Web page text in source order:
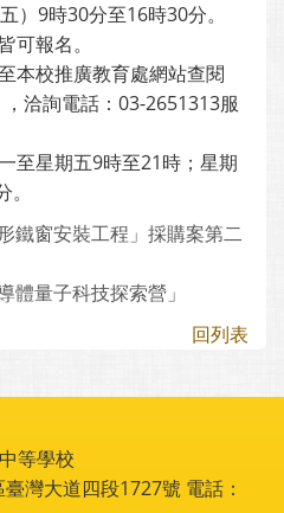
）9時30分至16時30分。
可報名。
本校推廣教育處網站查閱
洽詢電話：03-2651313服
至星期五9時至21時；星期
鐵窗安裝工程」採購案第二
體量子科技探索營」
回列表
等學校
灣大道四段1727號 電話：